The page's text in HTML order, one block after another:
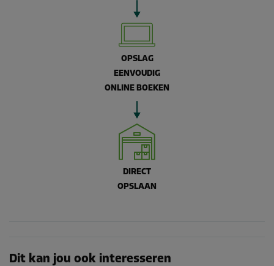
OPSLAG
EENVOUDIG
ONLINE BOEKEN
DIRECT
OPSLAAN
Dit kan jou ook interesseren